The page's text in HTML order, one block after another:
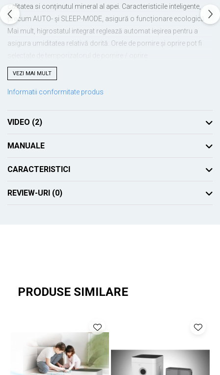
calitatea si conținutul mineral al apei. Caracteristicile inteligente,
precum AUTO- și SLEEP-MODE, asigură o funcționare ecologică.
Mai mult, higrostatul integrat reglează automat ieșirea pentru a
asigura umiditatea relativă dorită. Orele de pornire și oprire pot fi
bacteriilor din abur și este garantată umidificarea fără minerale. În
Umidificarea sănătoasă a aerului din interior este garantată –
oricând, oriunde.
VEZI MAI MULT
Informatii conformitate produs
VIDEO (2)
MANUALE
CARACTERISTICI
REVIEW-URI (0)
PRODUSE SIMILARE